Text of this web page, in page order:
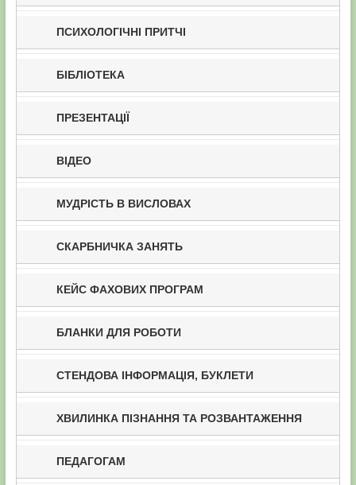
ПСИХОЛОГІЧНІ ПРИТЧІ
БІБЛІОТЕКА
ПРЕЗЕНТАЦІЇ
ВІДЕО
МУДРІСТЬ В ВИСЛОВАХ
СКАРБНИЧКА ЗАНЯТЬ
КЕЙС ФАХОВИХ ПРОГРАМ
БЛАНКИ ДЛЯ РОБОТИ
СТЕНДОВА ІНФОРМАЦІЯ, БУКЛЕТИ
ХВИЛИНКА ПІЗНАННЯ ТА РОЗВАНТАЖЕННЯ
ПЕДАГОГАМ